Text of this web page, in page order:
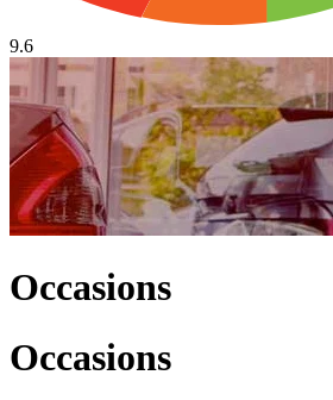
9.6
Occasions
Occasions